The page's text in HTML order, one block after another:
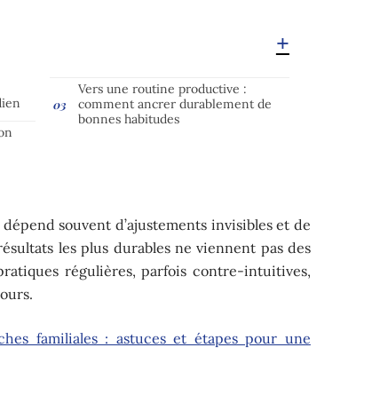
Vers une routine productive :
comment ancrer durablement de
bonnes habitudes
souvent d’ajustements invisibles et de
les plus durables ne viennent pas des
régulières, parfois contre-intuitives,
familiales : astuces et étapes pour une